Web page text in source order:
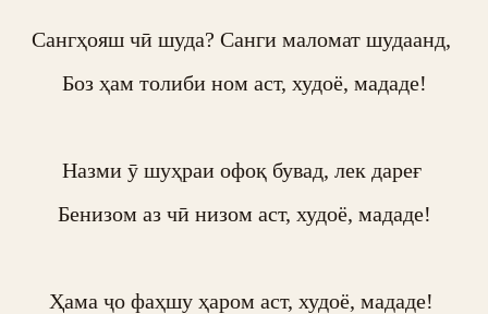
Сангҳояш чӣ шуда? Санги маломат шудаанд,
Боз ҳам толиби ном аст, худоё, мададе!
Назми ӯ шуҳраи офоқ бувад, лек дареғ
Бенизом аз чӣ низом аст, худоё, мададе!
Ҳама ҷо фаҳшу ҳаром аст, худоё, мададе!